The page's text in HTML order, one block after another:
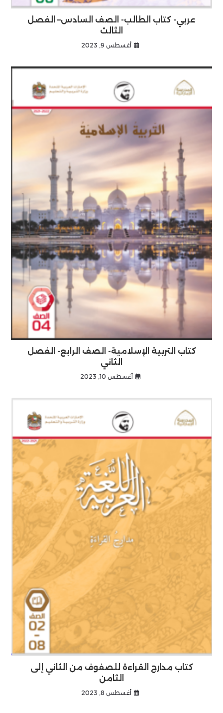
عربي- كتاب الطالب- الصف السادس– الفصل
الثالث
أغسطس 9, 2023
كتاب التربية الإسلامية- الصف الرابع- الفصل
الثاني
أغسطس 10, 2023
كتاب مدارج القراءة للصفوف من الثاني إلى
الثامن
أغسطس 8, 2023